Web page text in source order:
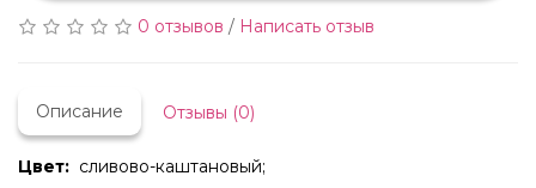
0 отзывов / Написать отзыв
Описание Отзывы (0)
Цвет: сливово-каштановый;